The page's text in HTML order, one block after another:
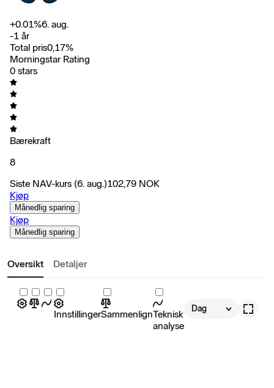
+0.01%6. aug.
-1 år
Total pris0,17%
Morningstar Rating
0 stars
Bærekraft
8
Siste NAV-kurs (6. aug.)102,79 NOK
Kjøp
Månedlig sparing
Kjøp
Månedlig sparing
Oversikt Detaljer
InnstillingerSammenlignTeknisk
analyse
Dag